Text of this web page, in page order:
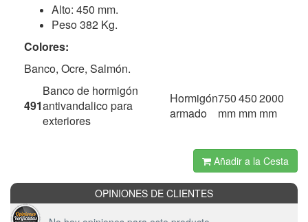
Alto: 450 mm.
Peso 382 Kg.
Colores:
Banco, Ocre, Salmón.
491
Banco de hormigón
antivandalico para
exteriores
Hormigón
armado
750
mm
450
mm
2000
mm
Añadir a la Cesta
OPINIONES DE CLIENTES